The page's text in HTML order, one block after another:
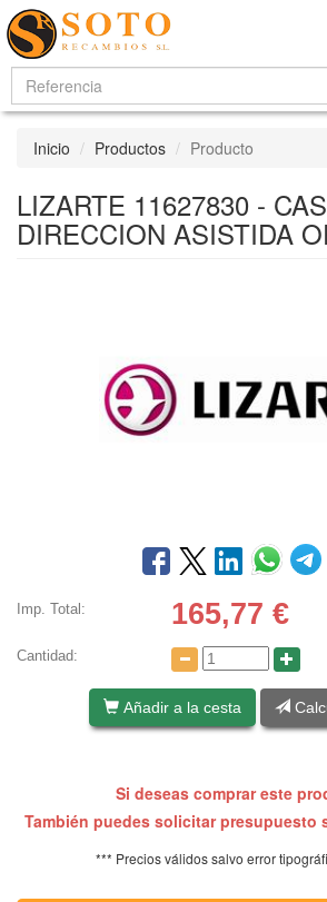
Inicio Productos Producto
LIZARTE 11627830 -
DIRECCION ASISTIDA
Imp. Total: 165,77 €
Cantidad:
Añadir a la cesta
Si deseas comprar este
También puedes solicitar presupuesto
*** Precios válidos salvo error